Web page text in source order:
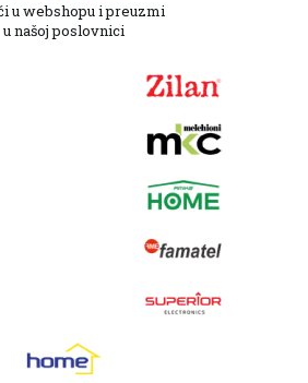
u webshopu i preuzmi
u našoj poslovnici